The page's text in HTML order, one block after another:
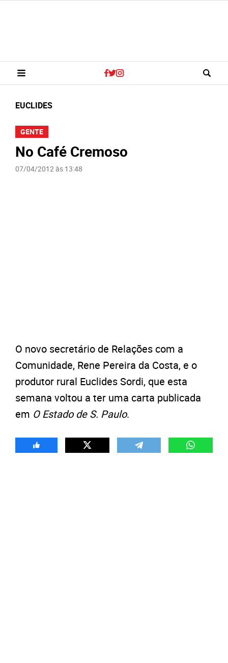
EUCLIDES
GENTE
No Café Cremoso
07/04/2012 às 13:48
O novo secretário de Relações com a
Comunidade, Rene Pereira da Costa, e o
produtor rural Euclides Sordi, que esta
semana voltou a ter uma carta publicada
em O Estado de S. Paulo.